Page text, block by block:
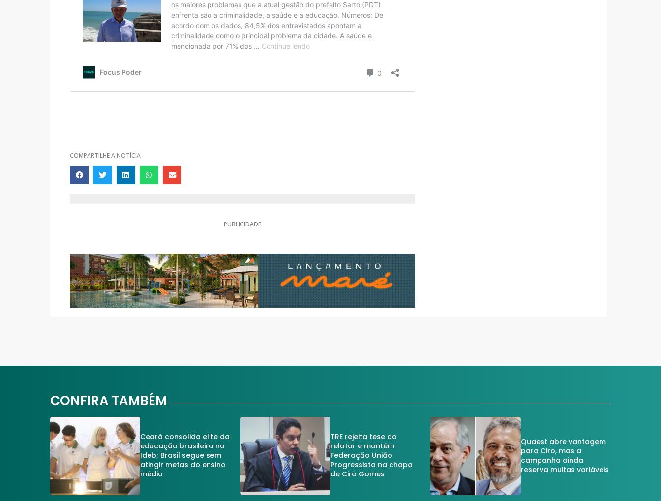
COMPARTILHE A NOTÍCIA
PUBLICIDADE
CONFIRA TAMBÉM
Ceará consolida elite da
educação brasileira no
Ideb; Brasil segue sem
atingir metas do ensino
médio
TRE rejeita tese do
relator e mantém
Federação União
Progressista na chapa
de Ciro Gomes
Quaest abre vantagem
para Ciro, mas a
campanha ainda
reserva muitas variáveis